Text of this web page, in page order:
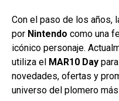
Con el paso de los años,
por Nintendo como una
icónico personaje.
utiliza el MAR10 Day
novedades, ofertas y
universo del plomero